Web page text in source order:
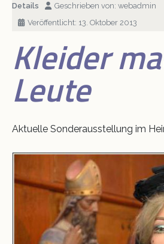
Details Geschrieben von: webadmin
Veröffentlicht: 13. Oktober 2013
Kleider
Leute
Aktuelle Sonderausstellung im
Krippe 2011
Museumsnacht 2014
Schloss und Riegel
Ausstellungen
VINO